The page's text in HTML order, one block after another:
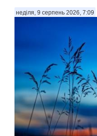
неділя, 9 серпень 2026, 7:09